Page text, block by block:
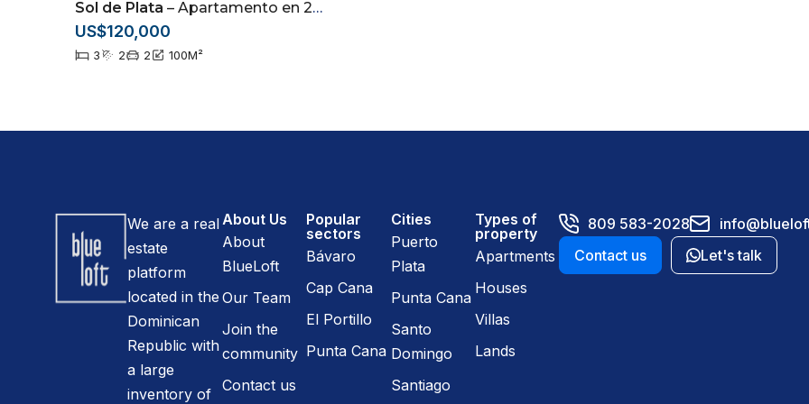
Sol de Plata – Apartamento en 2do nivel ubicado en San Francisco de Macorís
US$120,000
3 2 2 100M²
We are a real
estate
platform
located in the
Dominican
Republic with
a large
inventory of
About Us
About
BlueLoft
Our Team
Join the
community
Contact us
Popular
sectors
Bávaro
Cap Cana
El Portillo
Punta Cana
Cities
Puerto
Plata
Punta Cana
Santo
Domingo
Santiago
Types of
property
Apartments
Houses
Villas
Lands
809 583-2028
Contact us
Let's talk